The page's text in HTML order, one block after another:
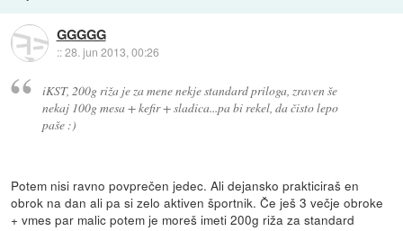
GGGGG
::28. jun 2013, 00:26
iKST, 200g riža je za mene nekje standard priloga, zraven še
nekaj 100g mesa + kefir + sladica...pa bi rekel, da čisto lepo
paše :)
Potem nisi ravno povprečen jedec. Ali dejansko prakticiraš en
obrok na dan ali pa si zelo aktiven športnik. Če ješ 3 večje obroke
+ vmes par malic potem je moreš imeti 200g riža za standard